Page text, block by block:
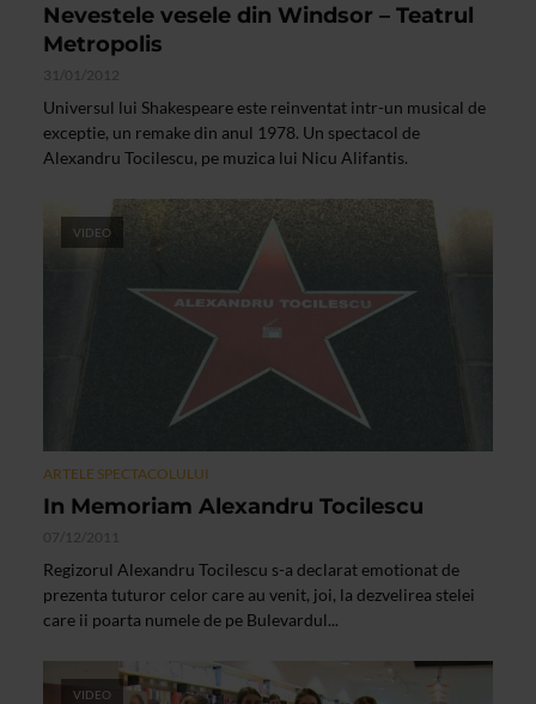
Nevestele vesele din Windsor – Teatrul
Metropolis
31/01/2012
Universul lui Shakespeare este reinventat intr-un musical de
exceptie, un remake din anul 1978. Un spectacol de
Alexandru Tocilescu, pe muzica lui Nicu Alifantis.
VIDEO
ARTELE SPECTACOLULUI
In Memoriam Alexandru Tocilescu
07/12/2011
Regizorul Alexandru Tocilescu s-a declarat emotionat de
prezenta tuturor celor care au venit, joi, la dezvelirea stelei
care ii poarta numele de pe Bulevardul...
VIDEO